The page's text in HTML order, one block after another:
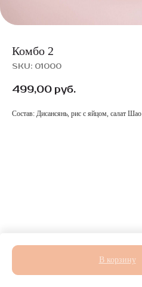
Комбо 2
SKU: 01000
499,00 руб.
В корзину
Состав: Дисансянь, рис с яйцом, салат Шао